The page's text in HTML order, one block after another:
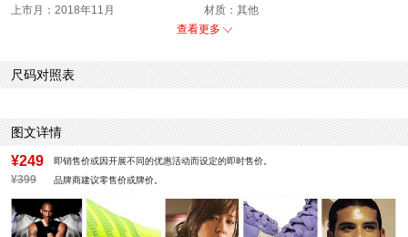
上市月：2018年11月
材质：其他
鞋类流行款式：双肩包
查看更多
尺码对照表
图文详情
¥249 即销售价或因开展不同的优惠活动而设定的即时售价。
¥399 品牌商建议零售价或牌价。